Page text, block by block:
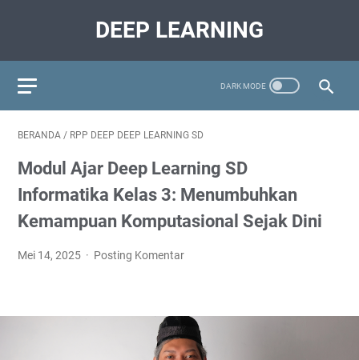
DEEP LEARNING
BERANDA / RPP DEEP DEEP LEARNING SD
Modul Ajar Deep Learning SD
Informatika Kelas 3: Menumbuhkan
Kemampuan Komputasional Sejak Dini
Mei 14, 2025 Posting Komentar